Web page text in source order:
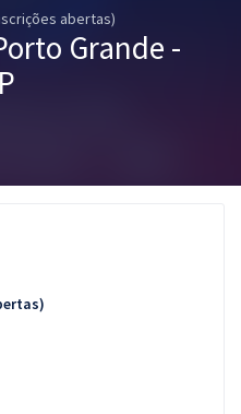
abertas)
Grande -